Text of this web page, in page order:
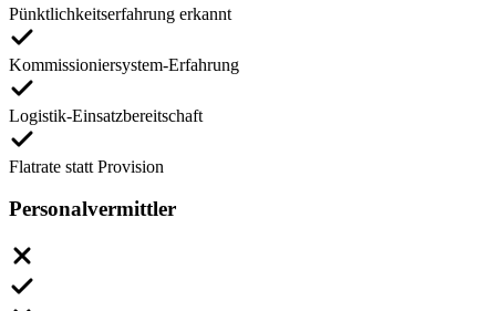
Pünktlichkeitserfahrung erkannt
Kommissioniersystem-Erfahrung
Logistik-Einsatzbereitschaft
Flatrate statt Provision
Personalvermittler